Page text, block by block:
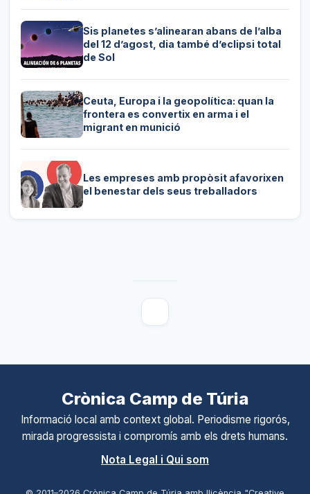
Sis planetes s’alinearan abans de l’alba
del 12 d’agost, dia també d’eclipsi total
de Sol
Ceuta, Europa i la geopolítica: quan la
frontera es convertix en arma i el
migrant en munició
Les empreses amb propòsit afavorixen
el benestar dels seus treballadors
Crònica Camp de Túria
Informació local amb context global. Periodisme rigorós,
mirada progressista i compromís amb els drets humans.
Nota Legal i Qui som